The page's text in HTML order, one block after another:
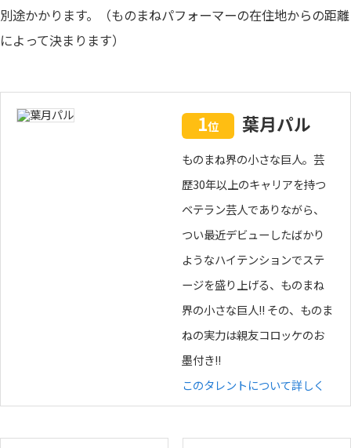
別途かかります。（ものまねパフォーマーの在住地からの距離
によって決まります）
1位 葉月パル
ものまね界の小さな巨人。芸
歴30年以上のキャリアを持つ
ベテラン芸人でありながら、
つい最近デビューしたばかり
ようなハイテンションでステ
ージを盛り上げる、ものまね
界の小さな巨人!! その、ものま
ねの実力は親友コロッケのお
墨付き!!
このタレントについて詳しく